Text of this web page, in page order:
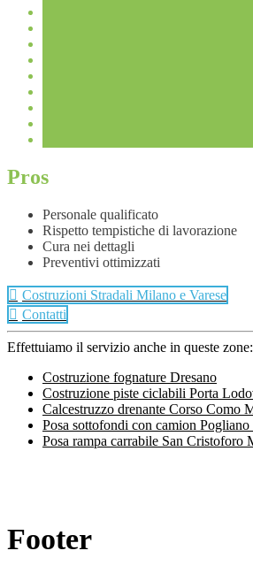
Pros
Personale qualificato
Rispetto tempistiche di lavorazione
Cura nei dettagli
Preventivi ottimizzati
Costruzioni Stradali Milano e Varese
Contatti
Effettuiamo il servizio anche in queste zone:
Costruzione fognature Dresano
Costruzione piste ciclabili Porta
Calcestruzzo drenante Corso Como
Posa sottofondi con camion
Posa rampa carrabile San Cristoforo
Footer